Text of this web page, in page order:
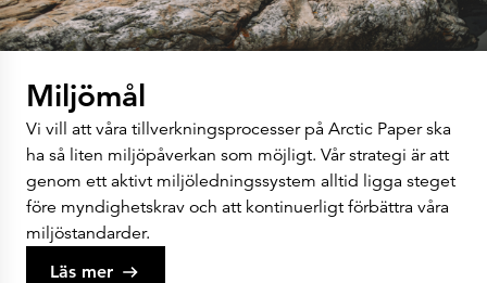
Miljömål
Vi vill att våra tillverkningsprocesser på Arctic Paper ska
ha så liten miljöpåverkan som möjligt. Vår strategi är att
genom ett aktivt miljöledningssystem alltid ligga steget
före myndighetskrav och att kontinuerligt förbättra våra
miljöstandarder.
Läs mer